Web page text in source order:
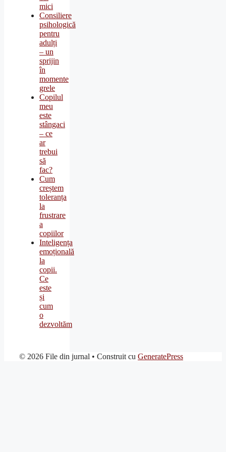
mici
Consiliere
psihologică
pentru
adulți
– un
sprijin
în
momente
grele
Copilul
meu
este
stângaci
– ce
ar
trebui
să
fac?
Cum
creștem
toleranța
la
frustrare
a
copiilor
Inteligența
emoțională
la
copii.
Ce
este
și
cum
o
dezvoltăm
© 2026 File din jurnal • Construit cu GeneratePress